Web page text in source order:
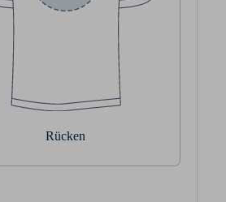
Rücken